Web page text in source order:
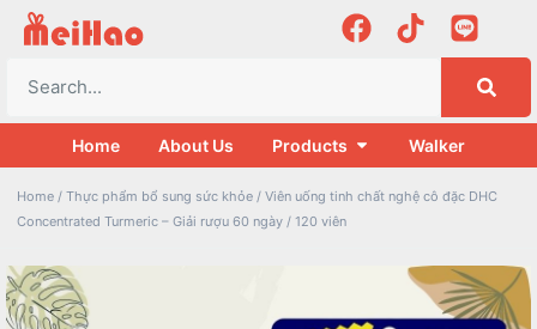
Home About Us Products Walker
Home / Thực phẩm bổ sung sức khỏe / Viên uống tinh chất nghệ cô đặc DHC
Concentrated Turmeric – Giải rượu 60 ngày / 120 viên